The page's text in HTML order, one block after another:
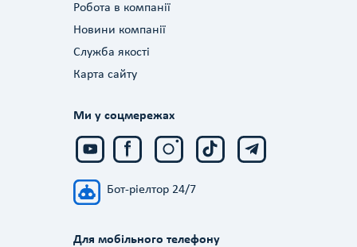
Робота в компанії
Новини компанії
Служба якості
Карта сайту
Ми у соцмережах
Бот-ріелтор 24/7
Для мобільного телефону